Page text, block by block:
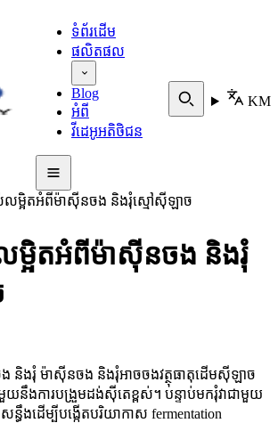
ទំព័រដើម
ផលិតផល
Blog
អំពី
វីដេអូអតិថិជន
KM
លម្អិតអំពីម៉ាស៊ីនចង និងរុំស្មៅស៊ីឡាច
ម្អិតអំពីម៉ាស៊ីនចង និងរុំ
ង និងរុំ ម៉ាស៊ីនចង និងរុំអាចចងវត្ថុធាតុដើមស៊ីឡាច
យនឹងការបង្រួមដង់ស៊ីតេខ្ពស់។ បន្ទាប់មករុំវាជាមួយ
ធឹងដើម្បីបង្កើតបរិយាកាស fermentation